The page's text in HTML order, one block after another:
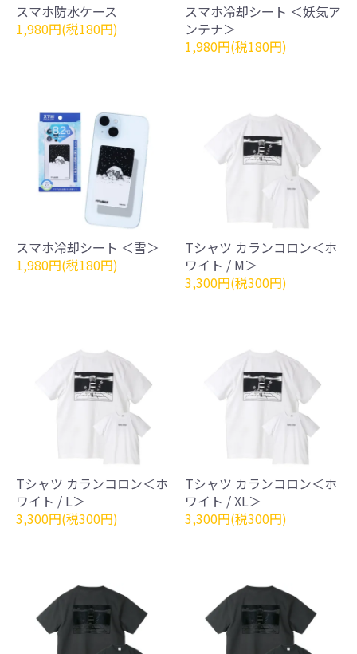
スマホ防水ケース
1,980円(税180円)
スマホ冷却シート ＜妖気ア
ンテナ＞
1,980円(税180円)
スマホ冷却シート ＜雪＞
1,980円(税180円)
Tシャツ カランコロン＜ホ
ワイト / M＞
3,300円(税300円)
Tシャツ カランコロン＜ホ
ワイト / L＞
3,300円(税300円)
Tシャツ カランコロン＜ホ
ワイト / XL＞
3,300円(税300円)